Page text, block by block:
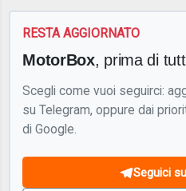
RESTA AGGIORNATO
MotorBox, prima di
Scegli come vuoi seguirci:
su Telegram, oppure dai
di Google.
Seguici